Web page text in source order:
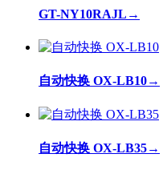
GT-NY10RAJL →
自动快换 OX-LB10→
自动快换 OX-LB35→